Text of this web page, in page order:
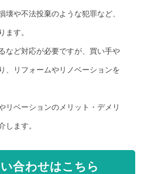
壊や不法投棄のような犯罪など、
ます。
など対応が必要ですが、買い手や
、リフォームやリノベーションを
リベーションのメリット・デメリ
します。
合わせはこちら